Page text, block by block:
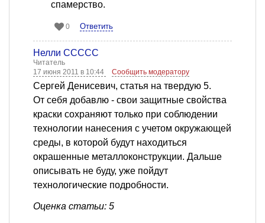
спамерство.
0 Ответить
Нелли ССССС
Читатель
17 июня 2011 в 10:44
Сообщить модератору
Сергей Денисевич, статья на твердую 5.
От себя добавлю - свои защитные свойства
краски сохраняют только при соблюдении
технологии нанесения с учетом окружающей
среды, в которой будут находиться
окрашенные металлоконструкции. Дальше
описывать не буду, уже пойдут
технологические подробности.
Оценка статьи: 5